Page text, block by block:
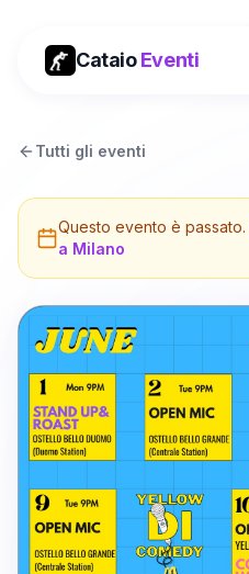
CataioEventi
Tutti gli eventi
Questo evento è passato.
a Milano